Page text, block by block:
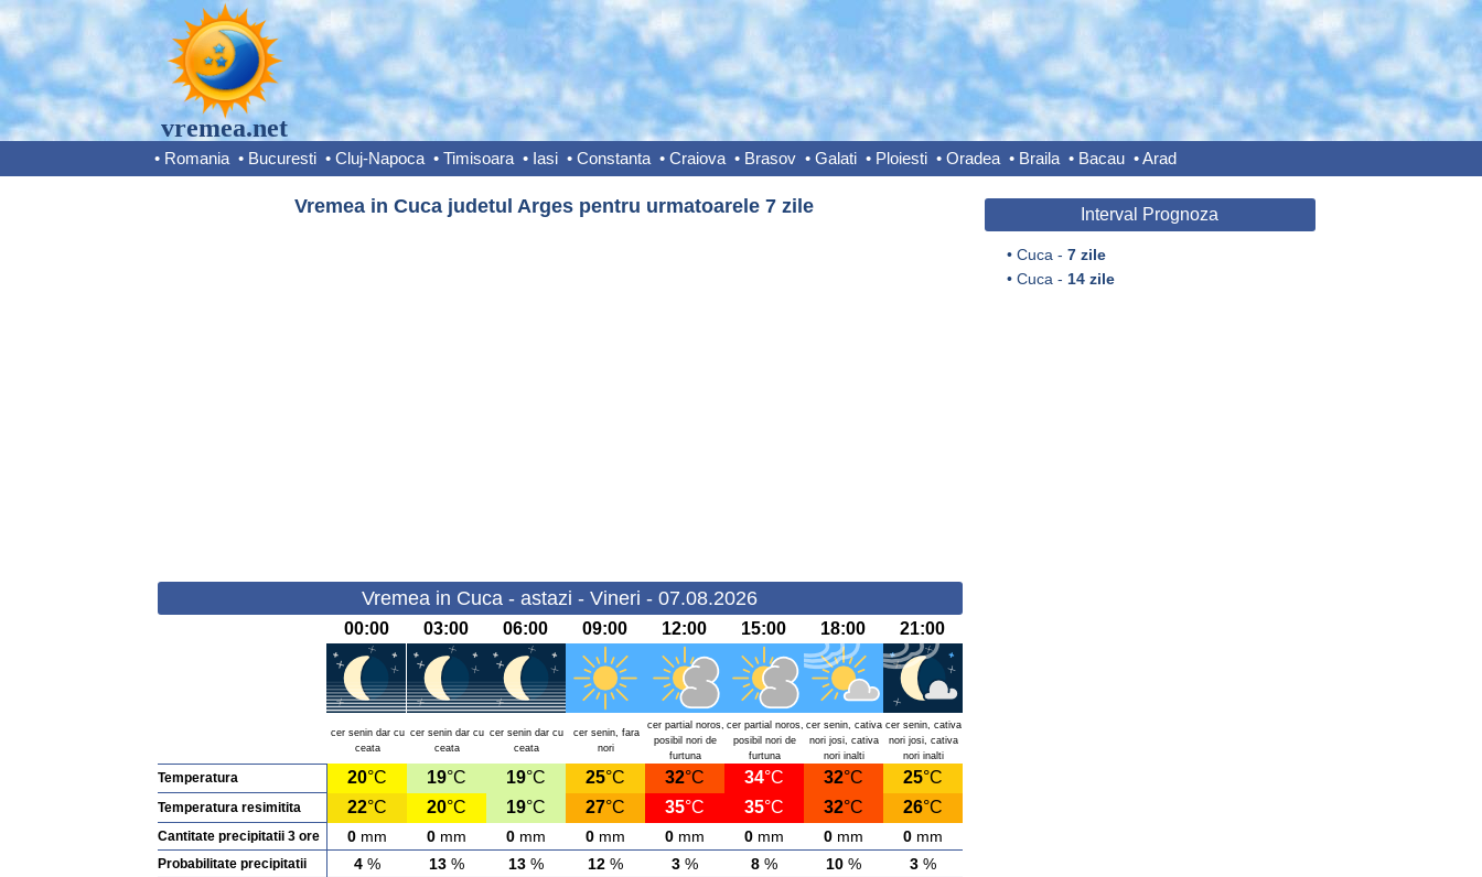
vremea.net
• Romania • Bucuresti • Cluj-Napoca • Timisoara • Iasi • Constanta • Craiova • Brasov • Galati • Ploiesti • Oradea • Braila • Bacau •Arad
Vremea in Cuca judetul Arges pentru urmatoarele 7 zile
Vremea in Cuca - astazi - Vineri - 07.08.2026
00:00 03:00 06:00 09:00 12:00 15:00 18:00 21:00
cer senin dar cu
ceata
cer senin dar cu
ceata
cer senin dar cu
ceata
cer senin, fara
nori
cer partial noros,
posibil nori de
furtuna
cer partial noros,
posibil nori de
furtuna
cer senin, cativa
nori josi, cativa
nori inalti
cer senin, cativa
nori josi, cativa
nori inalti
Temperatura 20°C 19°C 19°C 25°C 32°C 34°C 32°C 25°C
Temperatura resimitita 22°C 20°C 19°C 27°C 35°C 35°C 32°C 26°C
Cantitate precipitatii 3 ore 0mm 0mm 0mm 0mm 0mm 0mm 0mm 0mm
Probabilitate precipitatii 4% 13% 13% 12% 3% 8% 10% 3%
Interval Prognoza
• Cuca - 7 zile
• Cuca - 14 zile